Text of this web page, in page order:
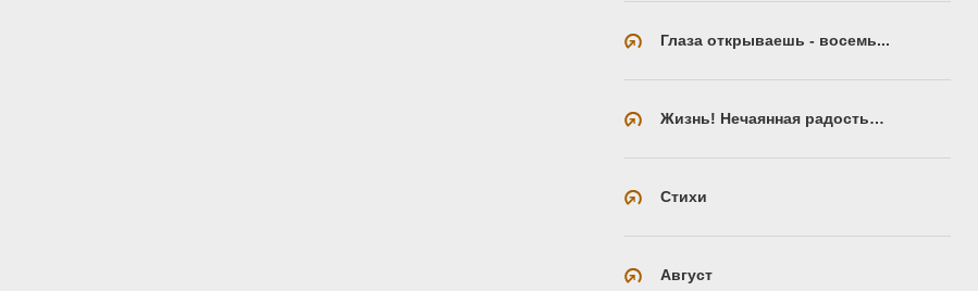
Глаза открываешь - восемь...
Жизнь! Нечаянная радость…
Стихи
Август